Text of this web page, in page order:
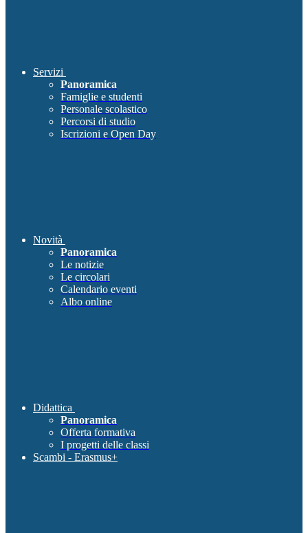
Servizi
Panoramica
Famiglie e studenti
Personale scolastico
Percorsi di studio
Iscrizioni e Open Day
Novità
Panoramica
Le notizie
Le circolari
Calendario eventi
Albo online
Didattica
Panoramica
Offerta formativa
I progetti delle classi
Scambi - Erasmus+